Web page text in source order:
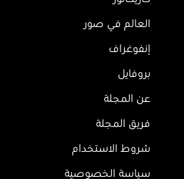
العالم في صور
إنفوغراف
بروفايل
عن المجلة
فريق المجلة
شروط الاستخدام
سياسة الخصوصية